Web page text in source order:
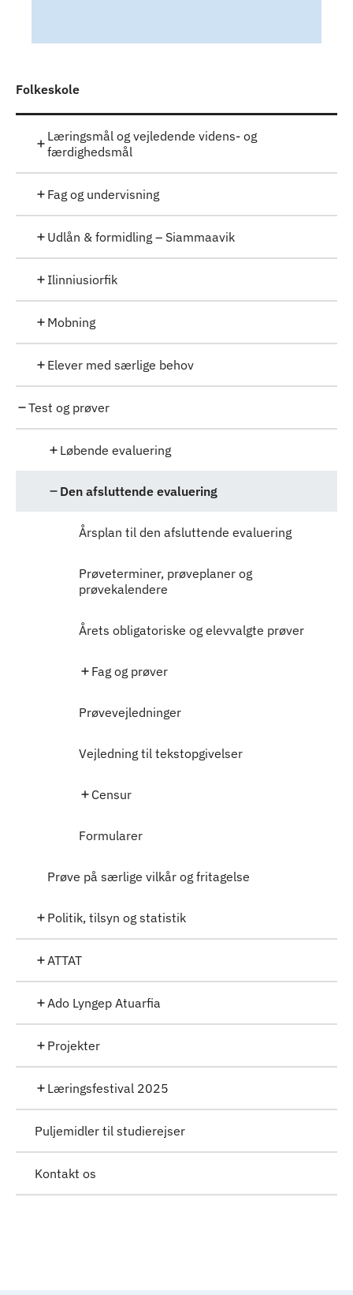
Folkeskole
Læringsmål og vejledende videns- og
færdighedsmål
Fag og undervisning
Udlån & formidling – Siammaavik
Ilinniusiorfik
Mobning
Elever med særlige behov
Test og prøver
Løbende evaluering
Den afsluttende evaluering
Årsplan til den afsluttende evaluering
Prøveterminer, prøveplaner og
prøvekalendere
Årets obligatoriske og elevvalgte prøver
Fag og prøver
Prøvevejledninger
Vejledning til tekstopgivelser
Censur
Formularer
Prøve på særlige vilkår og fritagelse
Politik, tilsyn og statistik
ATTAT
Ado Lyngep Atuarfia
Projekter
Læringsfestival 2025
Puljemidler til studierejser
Kontakt os